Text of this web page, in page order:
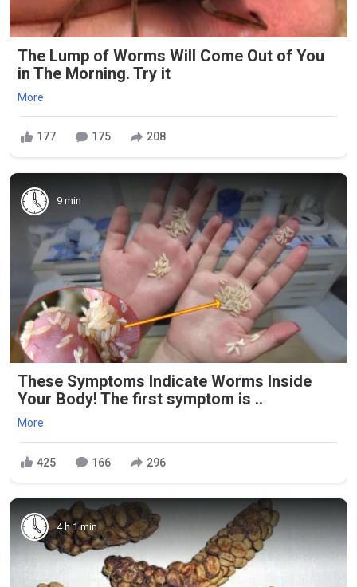
The Lump of Worms Will Come Out of You
in The Morning. Try it
More
177 175 208
9 min
These Symptoms Indicate Worms Inside
Your Body! The first symptom is ..
More
425 166 296
4 h 1 min